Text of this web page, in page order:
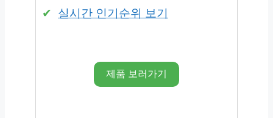
실시간 인기순위 보기
제품 보러가기